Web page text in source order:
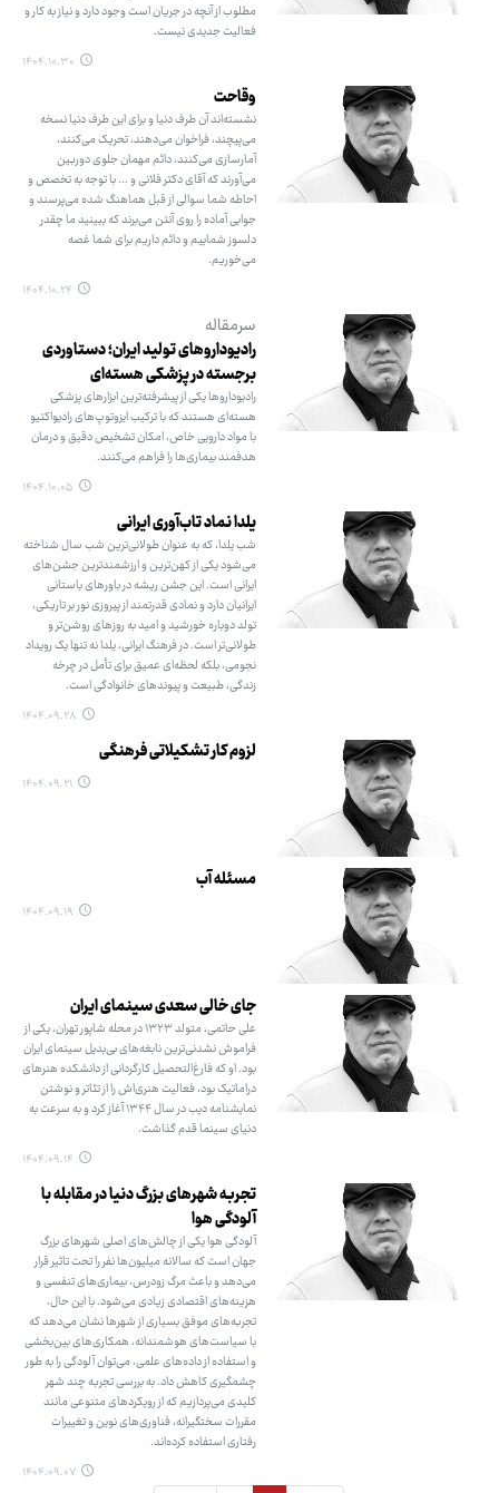
مطلوب از آنچه در جریان است وجود دارد و نیاز به کار و
فعالیت جدیدی نیست.
۱۴۰۴.۱۰.۳۰
وقاحت
نشسته‌اند آن طرف دنیا و برای این طرف دنیا نسخه
می‌پیچند، فراخوان می‌دهند، تحریک می‌کنند،
آمارسازی می‌کنند، دائم مهمان جلوی دوربین
می‌آورند که آقای دکتر فلانی و ... با توجه به تخصص و
احاطه شما سوالی از قبل هماهنگ شده می‌پرسند و
جوابی آماده را روی آنتن می‌برند که ببینید ما چقدر
دلسوز شماییم و دائم داریم برای شما غصه
می‌خوریم.
۱۴۰۴.۱۰.۲۴
سرمقاله
رادیوداروهای تولید ایران؛ دستاوردی
برجسته در پزشکی هسته‌ای
رادیوداروها یکی از پیشرفته‌ترین ابزارهای پزشکی
هسته‌ای هستند که با ترکیب ایزوتوپ‌های رادیواکتیو
با مواد دارویی خاص، امکان تشخیص دقیق و درمان
هدفمند بیماری‌ها را فراهم می‌کنند.
۱۴۰۴.۱۰.۰۵
یلدا نماد تاب‌آوری ایرانی
شب یلدا، که به عنوان طولانی‌ترین شب سال شناخته
می‌شود یکی از کهن‌ترین و ارزشمندترین جشن‌های
ایرانی است. این جشن ریشه در باورهای باستانی
ایرانیان دارد و نمادی قدرتمند از پیروزی نور بر تاریکی،
تولد دوباره خورشید و امید به روزهای روشن‌تر و
طولانی‌تر است. در فرهنگ ایرانی، یلدا نه تنها یک رویداد
نجومی، بلکه لحظه‌ای عمیق برای تأمل در چرخه
زندگی، طبیعت و پیوندهای خانوادگی است.
۱۴۰۴.۰۹.۲۸
لزوم کار تشکیلاتی فرهنگی
۱۴۰۴.۰۹.۲۱
مسئله آب
۱۴۰۴.۰۹.۱۹
جای خالی سعدی سینمای ایران
علی حاتمی، متولد ۱۳۲۳ در محله شاپور تهران، یکی از
فراموش نشدنی‌ترین نابغه‌های بی‌بدیل سینمای ایران
بود. او که فارغ‌التحصیل کارگردانی از دانشکده هنرهای
دراماتیک بود، فعالیت هنری‌اش را از تئاتر و نوشتن
نمایشنامه دیب در سال ۱۳۴۴ آغاز کرد و به سرعت به
دنیای سینما قدم گذاشت.
۱۴۰۴.۰۹.۱۴
تجربه شهرهای بزرگ دنیا در مقابله با
آلودگی هوا
آلودگی هوا یکی از چالش‌های اصلی شهرهای بزرگ
جهان است که سالانه میلیون‌ها نفر را تحت تاثیر قرار
می‌دهد و باعث مرگ زودرس، بیماری‌های تنفسی و
هزینه‌های اقتصادی زیادی می‌شود. با این حال،
تجربه‌های موفق بسیاری از شهرها نشان می‌دهد که
با سیاست‌های هوشمندانه، همکاری‌های بین‌بخشی
و استفاده از داده‌های علمی، می‌توان آلودگی را به طور
چشمگیری کاهش داد. به بررسی تجربه چند شهر
کلیدی می‌پردازیم که از رویکردهای متنوعی مانند
مقررات سختگیرانه، فناوری‌های نوین و تغییرات
رفتاری استفاده کرده‌اند.
۱۴۰۴.۰۹.۰۷